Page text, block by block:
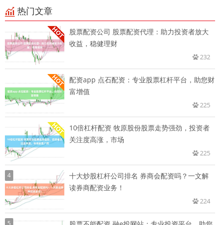
热门文章
股票配资公司 股票配资代理：助力投资者放大
收益，稳健理财
232
配资app 点石配资：专业股票杠杆平台，助您财
富增值
225
10倍杠杆配资 牧原股份股票走势强劲，投资者
关注度高涨，市场
225
4
十大炒股杠杆公司排名 券商会配资吗？一文解
读券商配资业务！
224
5